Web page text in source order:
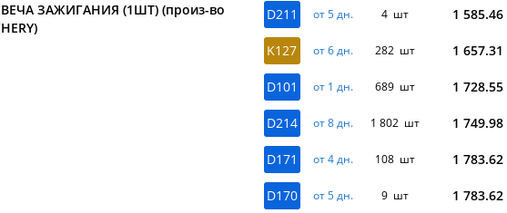
ЗАЖИГАНИЯ (1ШТ) (произ-во
D211 от 5 дн. 4 шт 1 585.46
K127 от 6 дн. 282 шт 1 657.31
D101 от 1 дн. 689 шт 1 728.55
D214 от 8 дн. 1 802 шт 1 749.98
D171 от 4 дн. 108 шт 1 783.62
D170 от 5 дн. 9 шт 1 783.62